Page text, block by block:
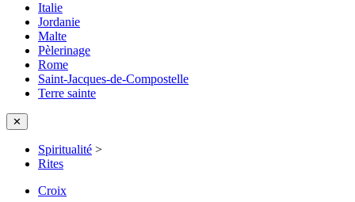
Italie
Jordanie
Malte
Pèlerinage
Rome
Saint-Jacques-de-Compostelle
Terre sainte
✕
Spiritualité >
Rites
Croix